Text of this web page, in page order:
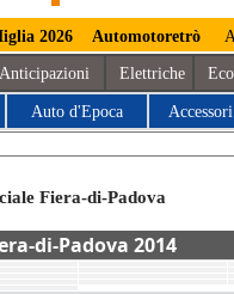
2026 Automotoretrò
Anticipazioni Elettriche
Auto d'Epoca Accessori
Fiera-di-Padova
di-Padova 2014